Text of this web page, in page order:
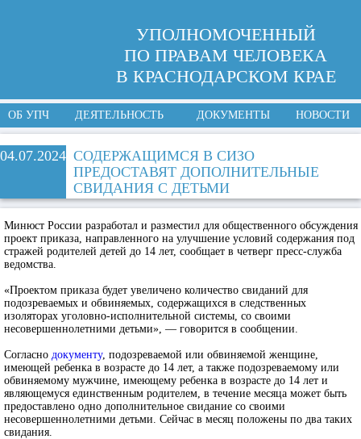
УПОЛНОМОЧЕННЫЙ
ПО ПРАВАМ ЧЕЛОВЕКА
В КРАСНОДАРСКОМ КРАЕ
ОБ УПЧ ДЕЯТЕЛЬНОСТЬ ДОКУМЕНТЫ НОВОСТИ
04.07.2024 СОДЕРЖАЩИМСЯ В СИЗО
ПРЕДОСТАВЯТ ДОПОЛНИТЕЛЬНЫЕ
СВИДАНИЯ С ДЕТЬМИ
Минюст России разработал и разместил для общественного обсуждения
проект приказа, направленного на улучшение условий содержания под
стражей родителей детей до 14 лет, сообщает в четверг пресс-служба
ведомства.
«Проектом приказа будет увеличено количество свиданий для
подозреваемых и обвиняемых, содержащихся в следственных
изоляторах уголовно-исполнительной системы, со своими
несовершеннолетними детьми», — говорится в сообщении.
Согласно документу, подозреваемой или обвиняемой женщине,
имеющей ребенка в возрасте до 14 лет, а также подозреваемому или
обвиняемому мужчине, имеющему ребенка в возрасте до 14 лет и
являющемуся единственным родителем, в течение месяца может быть
предоставлено одно дополнительное свидание со своими
несовершеннолетними детьми. Сейчас в месяц положены по два таких
свидания.